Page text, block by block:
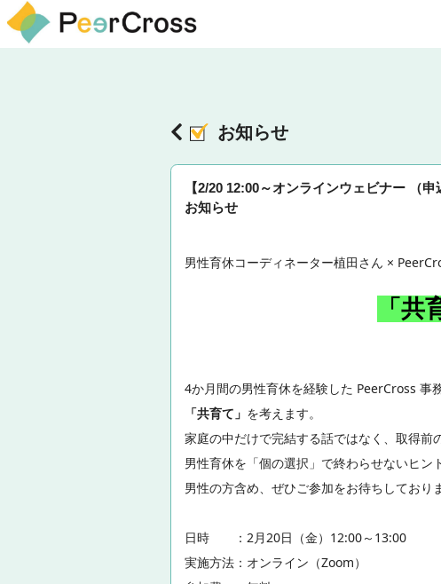
お知らせ
【2/20 12:00～オンラインウェビナー （
お知らせ
男性育休コーディネーター植田さん ×
「
4か月間の男性育休を経験した PeerCross 事
「共育て」 を考えます。
家庭の中だけで完結する話ではなく、取得前
男性育休を「個の選択」で終わらせないヒン
男性の方含め、ぜひご参加をお待ちしておりま
日時 ：2月20日（金）12:00～13:00
実施方法：オンライン（Zoom）